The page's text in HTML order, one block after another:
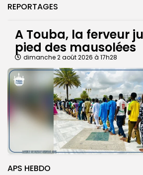
REPORTAGES
A Touba, la ferveur
pied des mausolées
dimanche 2 août 2026 à 17h28
APS HEBDO